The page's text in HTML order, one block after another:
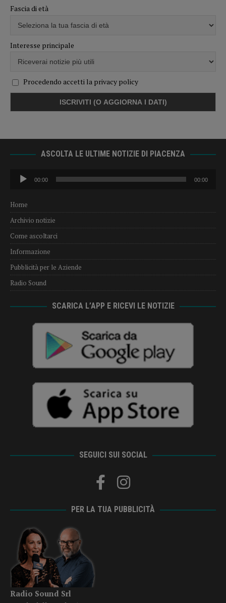
Fascia di età
Interesse principale
Procedendo accetti la privacy policy
ASCOLTA LE ULTIME NOTIZIE DI PIACENZA
Audio
Player
00:00 00:00
Home
Archivio notizie
Come ascoltarci
Informazione
Pubblicità per le Aziende
Radio Sound
SCARICA L’APP E RICEVI LE NOTIZIE
SEGUICI SUI SOCIAL
PER LA TUA PUBBLICITÀ
Radio Sound Srl